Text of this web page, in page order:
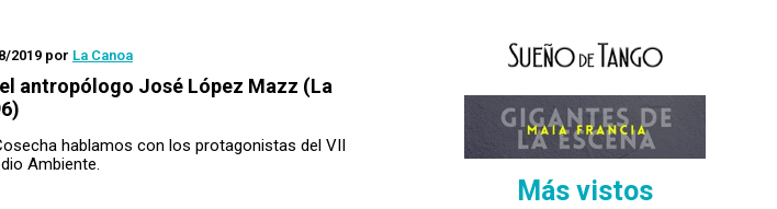
2019 por La Canoa
el antropólogo José López Mazz (La
hablamos con los protagonistas del VII
Ambiente.
Más vistos